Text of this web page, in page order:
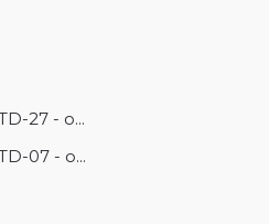
27 - о...
07 - о...